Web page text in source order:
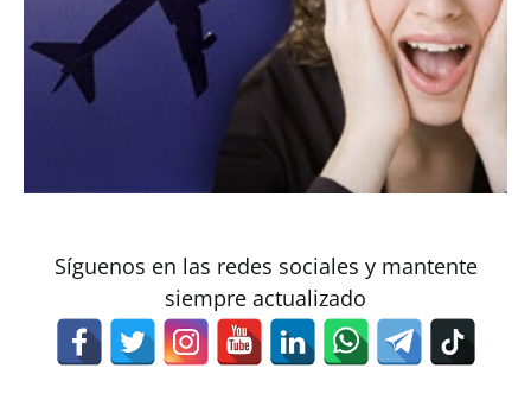
Síguenos en las redes sociales y mantente
siempre actualizado